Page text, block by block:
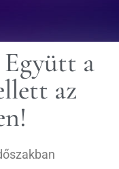
a
az